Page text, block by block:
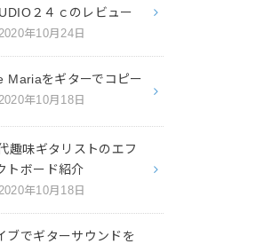
２４ｃのレビュー
年10月24日
Mariaをギターでコピー
年10月18日
趣味ギタリストのエフ
トボード紹介
年10月18日
ブでギターサウンドを